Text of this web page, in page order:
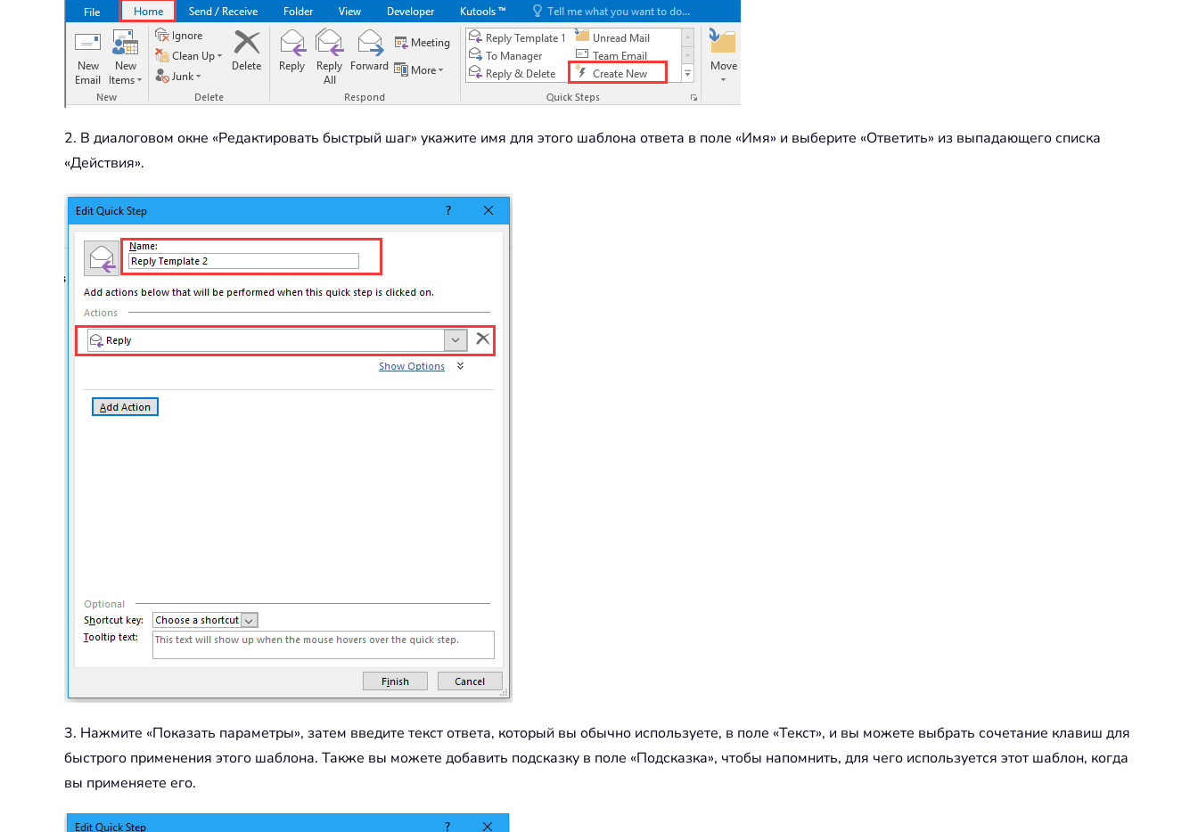
2. В диалоговом окне «Редактировать быстрый шаг» укажите имя для этого шаблона ответа в поле «Имя» и выберите «Ответить» из выпадающего списка
«Действия».
3. Нажмите «Показать параметры», затем введите текст ответа, который вы обычно используете, в поле «Текст», и вы можете выбрать сочетание клавиш для
быстрого применения этого шаблона. Также вы можете добавить подсказку в поле «Подсказка», чтобы напомнить, для чего используется этот шаблон, когда
вы применяете его.